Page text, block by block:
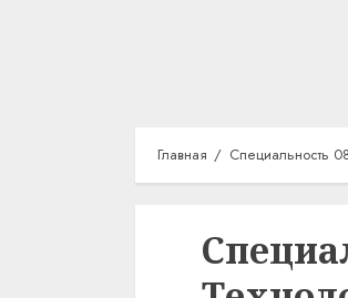
Главная Специальность